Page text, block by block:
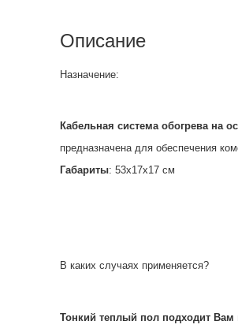
Описание
Назначение:
Кабельная система обогрева на
предназначена для обеспечения
Габариты: 53x17x17 см
В каких случаях применяется?
Тонкий теплый пол подходит Вам